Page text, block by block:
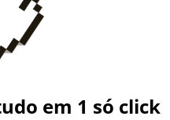
em 1 só click